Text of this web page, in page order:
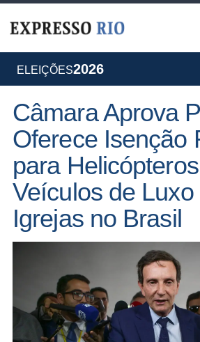
ELEIÇÕES2026
Câmara Aprova
Oferece Isenção
para
Veículos de Luxo
Igrejas no Brasil